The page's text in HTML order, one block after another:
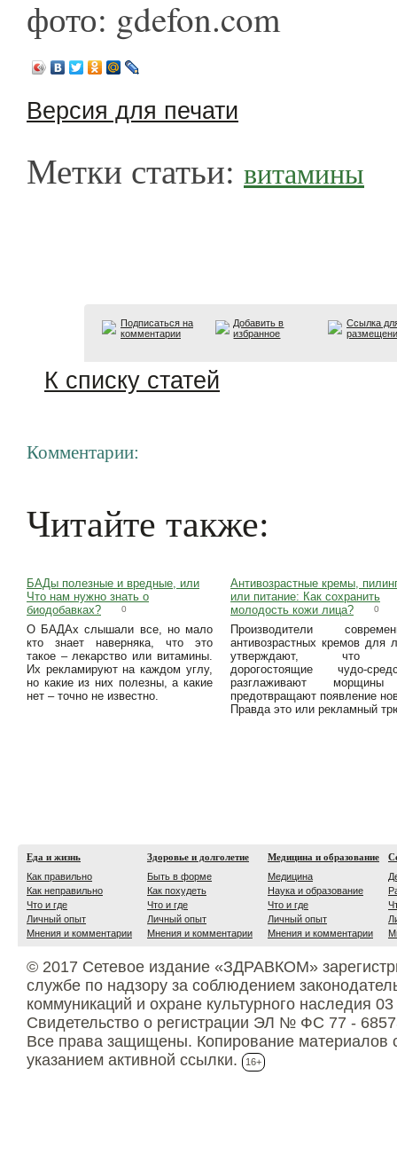
фото: gdefon.com
Версия для печати
Метки статьи: витамины
Подписаться на
комментарии
Добавить в
избранное
Ссылка
К списку статей
Комментарии:
Читайте также:
БАДы полезные и вредные, или
Что нам нужно знать о
биодобавках?
0
О БАДАх слышали все, но мало
кто знает наверняка, что это
такое – лекарство или витамины.
Их рекламируют на каждом углу,
но какие из них полезны, а какие
нет – точно не известно.
Антивозрастные кремы,
или питание: Как сохранить
молодость кожи лица?
0
Производители
антивозрастных кремов для
утверждают, что
дорогостоящие чудо-
разглаживают
предотвращают появление
Правда это или рекламный
Еда и жизнь
Как правильно
Как неправильно
Что и где
Личный опыт
Мнения и комментарии
Здоровье и долголетие
Быть в форме
Как похудеть
Что и где
Личный опыт
Мнения и комментарии
Медицина и образование
Медицина
Наука и образование
Что и где
Личный опыт
Мнения и комментарии
© 2017 Сетевое издание «ЗДРАВКОМ»
службе по надзору за соблюдением
коммуникаций и охране культурного наследия
Свидетельство о регистрации ЭЛ № ФС 77 -
Все права защищены. Копирование материалов
указанием активной ссылки.
16+